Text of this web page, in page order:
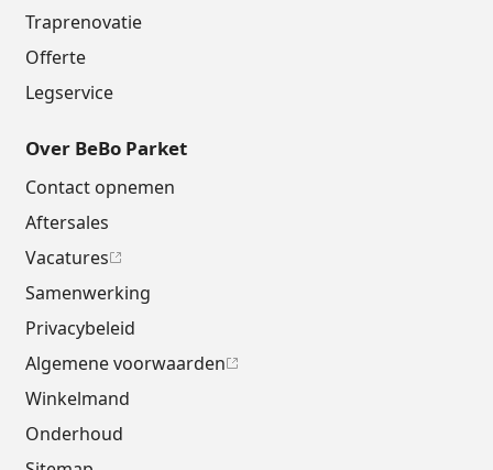
Traprenovatie
Offerte
Legservice
Over BeBo Parket
Contact opnemen
Aftersales
Vacatures
Samenwerking
Privacybeleid
Algemene voorwaarden
Winkelmand
Onderhoud